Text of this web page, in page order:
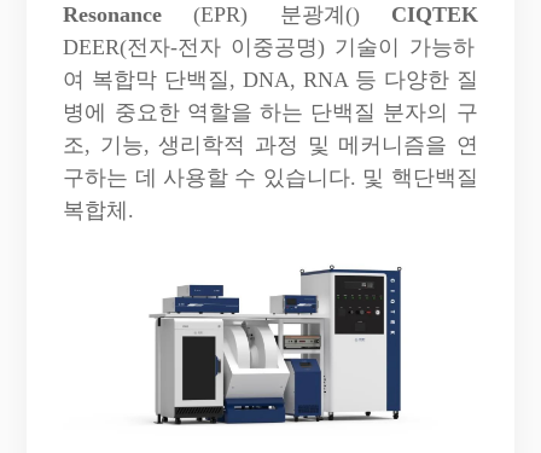
Resonance (EPR) 분광계() CIQTEK
DEER(전자-전자 이중공명) 기술이 가능하
여 복합막 단백질, DNA, RNA 등 다양한 질
병에 중요한 역할을 하는 단백질 분자의 구
조, 기능, 생리학적 과정 및 메커니즘을 연
구하는 데 사용할 수 있습니다. 및 핵단백질
복합체.